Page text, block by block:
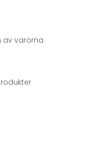
av varorna